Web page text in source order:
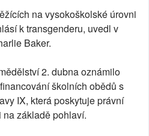
na vysokoškolské úrovni
k transgenderu, uvedl v
Baker.
2. dubna oznámilo
školních obědů s
IX, která poskytuje právní
základě pohlaví.